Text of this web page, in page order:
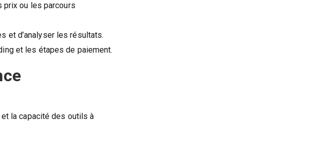
prix ou les parcours
et d’analyser les résultats.
et les étapes de paiement.
la capacité des outils à